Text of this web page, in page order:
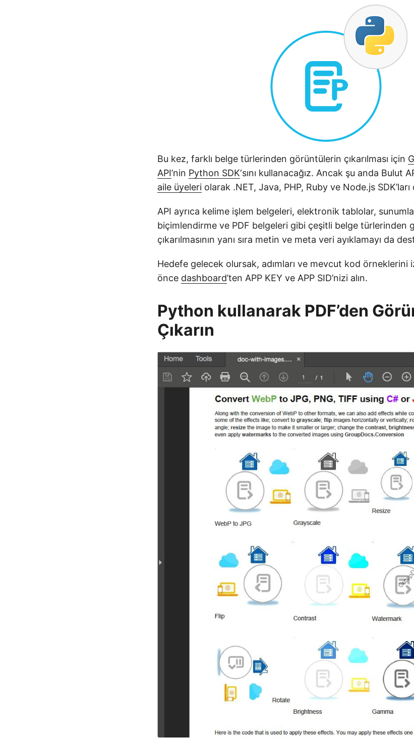
Bu kez, farklı belge türlerinden görüntülerin çıkarılması için
API’nin Python SDK‘sını kullanacağız. Ancak şu anda Bulut
aile üyeleri olarak .NET, Java, PHP, Ruby ve Node.js
API ayrıca kelime işlem belgeleri, elektronik tablolar,
biçimlendirme ve PDF belgeleri gibi çeşitli belge türlerinden
çıkarılmasının yanı sıra metin ve meta veri ayıklamayı da
Hedefe gelecek olursak, adımları ve mevcut kod örneklerini
önce dashboard’ten APP KEY ve APP SID’nizi alın.
Python kullanarak PDF’den
Çıkarın